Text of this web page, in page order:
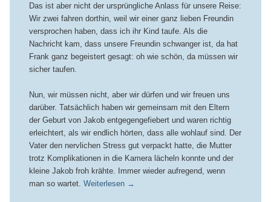
Das ist aber nicht der ursprüngliche Anlass für unsere Reise:
Wir zwei fahren dorthin, weil wir einer ganz lieben Freundin
versprochen haben, dass ich ihr Kind taufe. Als die
Nachricht kam, dass unsere Freundin schwanger ist, da hat
Frank ganz begeistert gesagt: oh wie schön, da müssen wir
sicher taufen.
Nun, wir müssen nicht, aber wir dürfen und wir freuen uns
darüber. Tatsächlich haben wir gemeinsam mit den Eltern
der Geburt von Jakob entgegengefiebert und waren richtig
erleichtert, als wir endlich hörten, dass alle wohlauf sind. Der
Vater den nervlichen Stress gut verpackt hatte, die Mutter
trotz Komplikationen in die Kamera lächeln konnte und der
kleine Jakob froh krähte. Immer wieder aufregend, wenn
man so wartet. Weiterlesen →